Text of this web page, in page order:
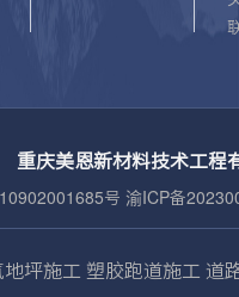
规则。 匠心
据彩虹标线性
重庆美恩新材料技术工程
号 渝ICP备
地坪施工 塑胶跑道施工 道